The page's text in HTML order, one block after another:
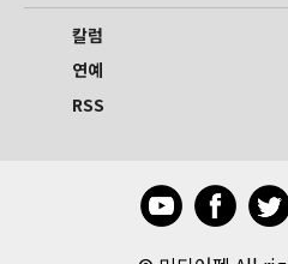
칼럼
연예
RSS